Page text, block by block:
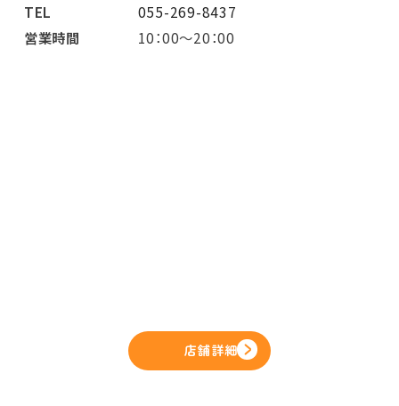
TEL
055-269-8437
営業時間
10：00～20：00
店舗詳細